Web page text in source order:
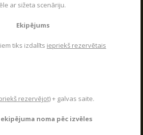
ar sižeta scenāriju.
Ekipējums
tiks izdalīts iepriekš rezervētais
rezervējot)+ galvas saite.
noma pēc izvēles